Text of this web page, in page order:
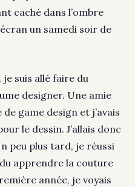
caché dans l’ombre
un samedi soir de
suis allé faire du
designer. Une amie
game design et j’avais
le dessin. J’allais donc
peu plus tard, je réussi
apprendre la couture
année, je voyais